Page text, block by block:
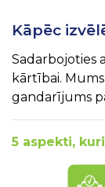
Kāpēc
Sadarbojoties
kārtībai.
gandarījums
5 aspekti,